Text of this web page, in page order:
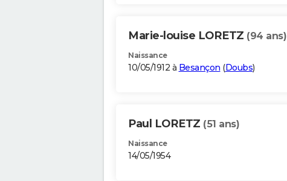
Marie-louise LORETZ (94 ans)
Naissance
10/05/1912 à Besançon (Doubs)
Paul LORETZ (51 ans)
Naissance
14/05/1954